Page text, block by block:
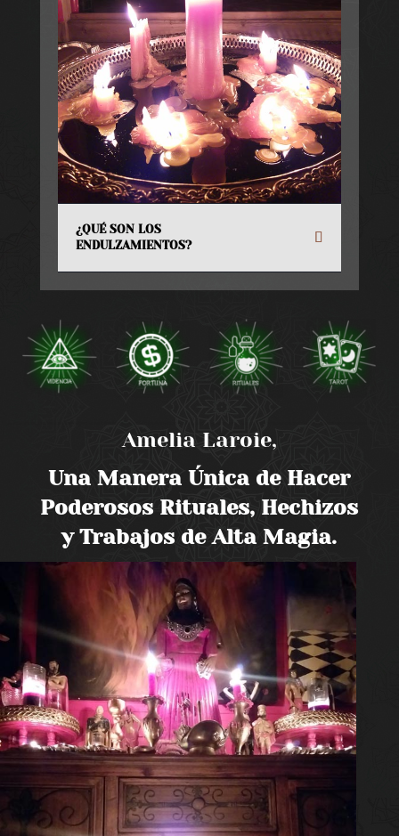
¿QUÉ SON LOS
ENDULZAMIENTOS?
Amelia Laroie,
Una Manera Única de Hacer
Poderosos Rituales, Hechizos
y Trabajos de Alta Magia.